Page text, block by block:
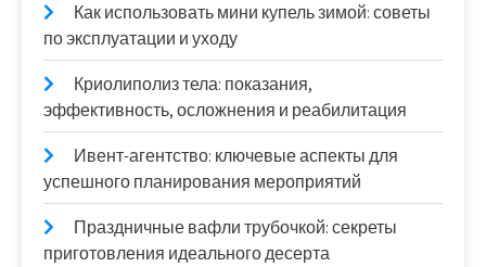
Как использовать мини купель зимой: советы
по эксплуатации и уходу
Криолиполиз тела: показания,
эффективность, осложнения и реабилитация
Ивент-агентство: ключевые аспекты для
успешного планирования мероприятий
Праздничные вафли трубочкой: секреты
приготовления идеального десерта